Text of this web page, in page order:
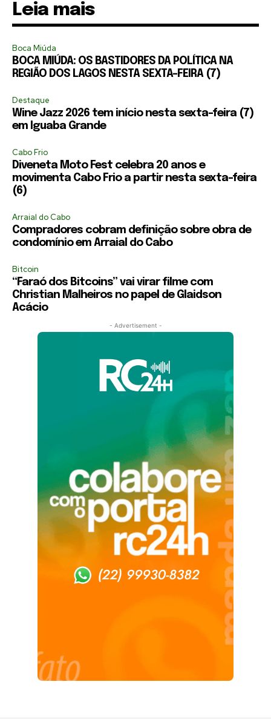
Leia mais
Boca Miúda
BOCA MIÚDA: OS BASTIDORES DA POLÍTICA NA
REGIÃO DOS LAGOS NESTA SEXTA-FEIRA (7)
Destaque
Wine Jazz 2026 tem início nesta sexta-feira (7)
em Iguaba Grande
Cabo Frio
Diveneta Moto Fest celebra 20 anos e
movimenta Cabo Frio a partir nesta sexta-feira
(6)
Arraial do Cabo
Compradores cobram definição sobre obra de
condomínio em Arraial do Cabo
Bitcoin
“Faraó dos Bitcoins” vai virar filme com
Christian Malheiros no papel de Glaidson
Acácio
- Advertisement -